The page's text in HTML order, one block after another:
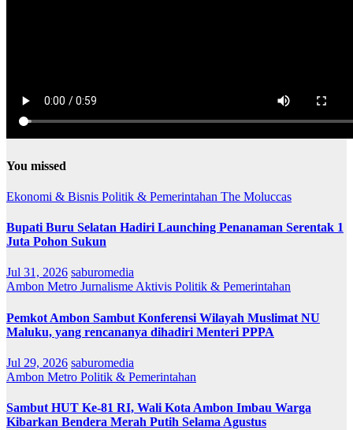
You missed
Ekonomi & Bisnis Politik & Pemerintahan The Moluccas
Bupati Buru Selatan Hadiri Launching Penanaman Serentak 1
Juta Pohon Sukun
Jul 31, 2026 saburomedia
Ambon Metro Jurnalisme Aktivis Politik & Pemerintahan
Pemkot Ambon Sambut Konferensi Wilayah Muslimat NU
Maluku, yang rencananya dihadiri Menteri PPPA
Jul 29, 2026 saburomedia
Ambon Metro Politik & Pemerintahan
Sambut HUT Ke-81 RI, Wali Kota Ambon Imbau Warga
Kibarkan Bendera Merah Putih Selama Agustus